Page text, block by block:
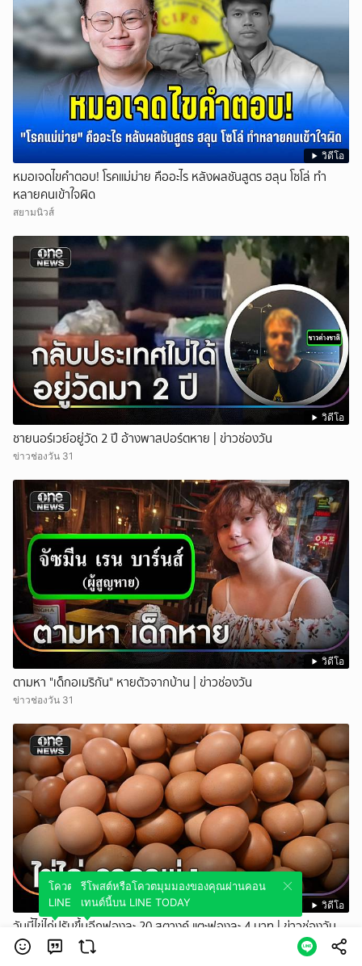
วิดีโอ
หมอเจดไขคำตอบ! โรคแม่ม่าย คืออะไร หลังผลชันสูตร ฮลุน โซโล่ ทำ
หลายคนเข้าใจผิด
สยามนิวส์
วิดีโอ
ชายนอร์เวย์อยู่วัด 2 ปี อ้างพาสปอร์ตหาย | ข่าวช่องวัน
ข่าวช่องวัน 31
วิดีโอ
ตามหา "เด็กอเมริกัน" หายตัวจากบ้าน | ข่าวช่องวัน
ข่าวช่องวัน 31
วิดีโอ
วันนี้ไข่ไก่ปรับขึ้นอีกฟองละ 20 สตางค์ แตะฟองละ 4 บาท | ข่าวช่องวัน
ข่าวช่องวัน 31
โควตมุมมองของคุณผ่านคอนเทนต์นี้บน
LINE TODAY
รีโพสต์หรือโควตมุมมองของคุณผ่านคอน
เทนต์นี้บน LINE TODAY